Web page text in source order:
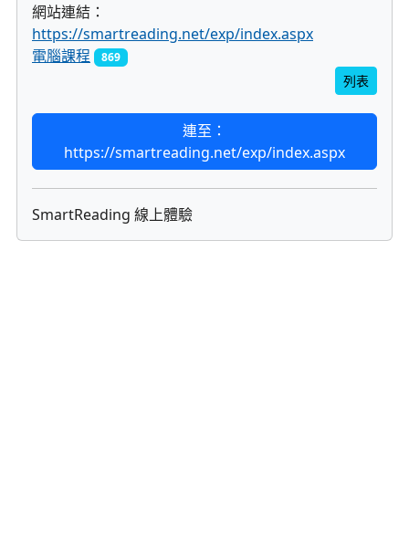
網站連結：
https://smartreading.net/exp/index.aspx
電腦課程
869
列表
連至：
https://smartreading.net/exp/index.aspx
SmartReading 線上體驗